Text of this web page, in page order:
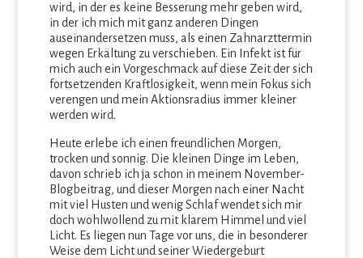
wird, in der es keine Besserung mehr geben wird,
in der ich mich mit ganz anderen Dingen
auseinandersetzen muss, als einen Zahnarzttermin
wegen Erkältung zu verschieben. Ein Infekt ist für
mich auch ein Vorgeschmack auf diese Zeit der sich
fortsetzenden Kraftlosigkeit, wenn mein Fokus sich
verengen und mein Aktionsradius immer kleiner
werden wird.
Heute erlebe ich einen freundlichen Morgen,
trocken und sonnig. Die kleinen Dinge im Leben,
davon schrieb ich ja schon in meinem November-
Blogbeitrag, und dieser Morgen nach einer Nacht
mit viel Husten und wenig Schlaf wendet sich mir
doch wohlwollend zu mit klarem Himmel und viel
Licht. Es liegen nun Tage vor uns, die in besonderer
Weise dem Licht und seiner Wiedergeburt